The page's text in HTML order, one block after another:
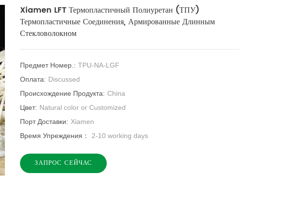
Xiamen LFT Термопластичный Полиуретан (ТПУ)
Термопластичные Соединения, Армированные Длинным
Стекловолокном
Предмет Номер.: TPU-NA-LGF
Оплата: Discussed
Происхождение Продукта: China
Цвет: Natural color or Customized
Порт Доставки: Xiamen
Время Упреждения：
2-10 working days
ЗАПРОС СЕЙЧАС